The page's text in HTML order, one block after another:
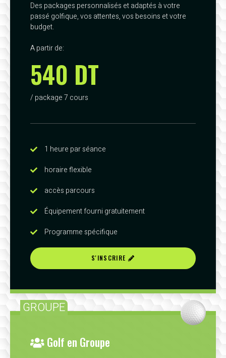
Des packages personnalisés et adaptés à votre
passé golfique, vos attentes, vos besoins et votre
budget.
A partir de:
540 DT
/ package 7 cours
1 heure par séance
horaire flexible
accès parcours
Équipement fourni gratuitement
Programme spécifique
S'INSCRIRE
GROUPE
Golf en Groupe